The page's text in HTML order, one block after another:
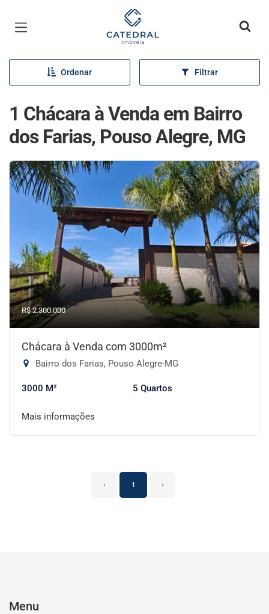
Página inicial
Ordenar Filtrar
1 Chácara à Venda em Bairro
dos Farias, Pouso Alegre, MG
R$ 2.300.000
Chácara à Venda com 3000m²
Bairro dos Farias, Pouso Alegre-MG
3000 M² 5 Quartos
Mais informações
‹ 1 ›
Menu